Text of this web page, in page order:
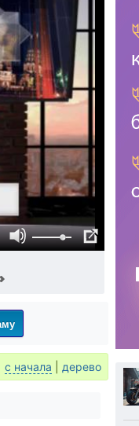
с начала дерево